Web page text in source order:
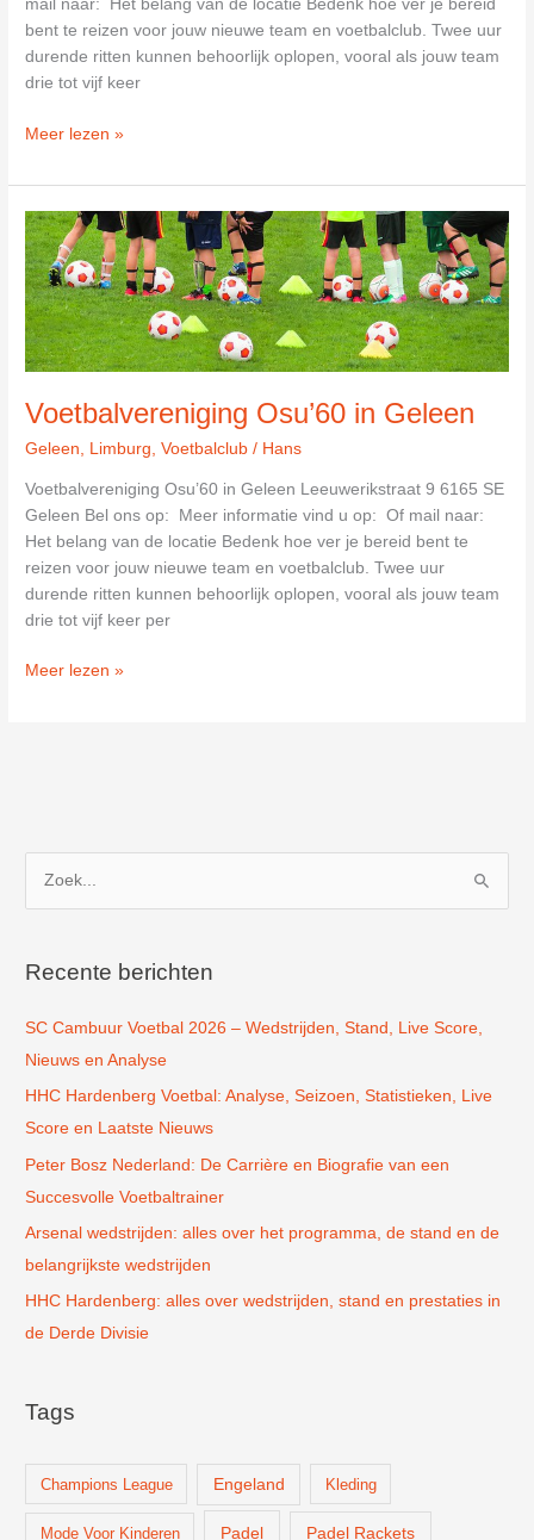
mail naar: Het belang van de locatie Bedenk hoe ver je bereid
bent te reizen voor jouw nieuwe team en voetbalclub. Twee uur
durende ritten kunnen behoorlijk oplopen, vooral als jouw team
drie tot vijf keer
Zaalvoetbal
Speulentere
in
Geleen
Meer lezen »
Voetbalvereniging Osu’60 in Geleen
Geleen, Limburg,Voetbalclub / Hans
Voetbalvereniging Osu’60 in Geleen Leeuwerikstraat 9 6165 SE
Geleen Bel ons op: Meer informatie vind u op: Of mail naar:
Het belang van de locatie Bedenk hoe ver je bereid bent te
reizen voor jouw nieuwe team en voetbalclub. Twee uur
durende ritten kunnen behoorlijk oplopen, vooral als jouw team
drie tot vijf keer per
Voetbalvereniging
Meer lezen »
k
a
a
r
:
Recente berichten
SC Cambuur Voetbal 2026 – Wedstrijden, Stand, Live Score,
Nieuws en Analyse
HHC Hardenberg Voetbal: Analyse, Seizoen, Statistieken, Live
Score en Laatste Nieuws
Peter Bosz Nederland: De Carrière en Biografie van een
Succesvolle Voetbaltrainer
Arsenal wedstrijden: alles over het programma, de stand en de
belangrijkste wedstrijden
HHC Hardenberg: alles over wedstrijden, stand en prestaties in
de Derde Divisie
Tags
Champions League Engeland Kleding
Mode Voor Kinderen Padel Padel Rackets